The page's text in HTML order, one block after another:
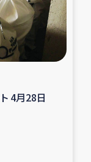
越冬支援
援事業
の農業支援
4月28日